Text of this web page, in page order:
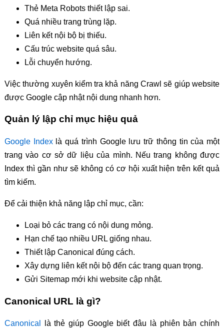
Thẻ Meta Robots thiết lập sai.
Quá nhiều trang trùng lặp.
Liên kết nội bộ bị thiếu.
Cấu trúc website quá sâu.
Lỗi chuyển hướng.
Việc thường xuyên kiểm tra khả năng Crawl sẽ giúp website
được Google cập nhật nội dung nhanh hơn.
Quản lý lập chỉ mục hiệu quả
Google Indexlà quá trình Google lưu trữ thông tin của một
trang vào cơ sở dữ liệu của mình. Nếu trang không được
Index thì gần như sẽ không có cơ hội xuất hiện trên kết quả
tìm kiếm.
Để cải thiện khả năng lập chỉ mục, cần:
Loại bỏ các trang có nội dung mỏng.
Hạn chế tạo nhiều URL giống nhau.
Thiết lập Canonical đúng cách.
Xây dựng liên kết nội bộ đến các trang quan trọng.
Gửi Sitemap mới khi website cập nhật.
Canonical URL là gì?
Canonical
là thẻ giúp Google biết đâu là phiên bản chính